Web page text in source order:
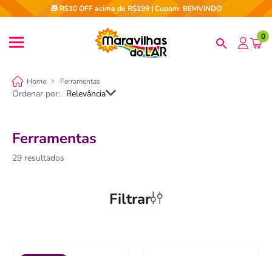
🎁 R$10 OFF acima de R$199 | Cupom: BEMVINDO
0
Ferramentas
Ordenar por Relevância
Ferramentas
29
Filtrar